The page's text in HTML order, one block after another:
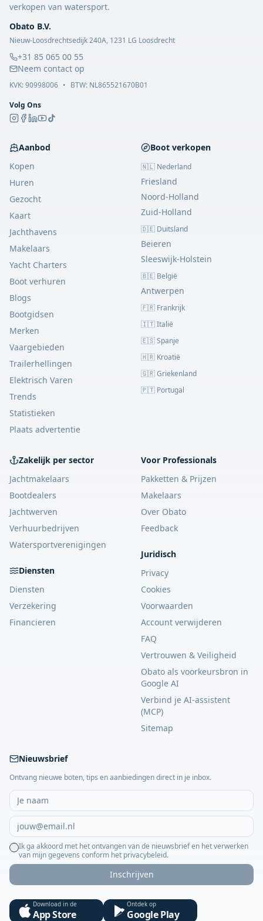
verkopen van watersport.
Obato B.V.
Nieuw-Loosdrechtsedijk 240A, 1231 LG Loosdrecht
+31 85 065 00 55
Neem contact op
KVK:90998006 • BTW: NL865521670B01
Volg Ons
Aanbod
Kopen
Huren
Gezocht
Kaart
Jachthavens
Makelaars
Yacht Charters
Boot verhuren
Blogs
Bootgidsen
Merken
Vaargebieden
Trailerhellingen
Elektrisch Varen
Trends
Statistieken
Plaats advertentie
Boot verkopen
🇳🇱 Nederland
Friesland
Noord-Holland
Zuid-Holland
🇩🇪 Duitsland
Beieren
Sleeswijk-Holstein
🇧🇪 België
Antwerpen
🇫🇷 Frankrijk
🇮🇹 Italië
🇪🇸 Spanje
🇭🇷 Kroatië
🇬🇷 Griekenland
🇵🇹 Portugal
Zakelijk per sector
Jachtmakelaars
Bootdealers
Jachtwerven
Verhuurbedrijven
Watersportverenigingen
Diensten
Diensten
Verzekering
Financieren
Voor Professionals
Pakketten & Prijzen
Makelaars
Over Obato
Feedback
Juridisch
Privacy
Cookies
Voorwaarden
Account verwijderen
FAQ
Vertrouwen & Veiligheid
Obato als voorkeursbron in
Google AI
Verbind je AI-assistent
(MCP)
Sitemap
Nieuwsbrief
Ontvang nieuwe boten, tips en aanbiedingen direct in je inbox.
Ik ga akkoord met het ontvangen van de nieuwsbrief en het verwerken
van mijn gegevens conform het privacybeleid.
Inschrijven
Download in de
App Store
Ontdek op
Google Play